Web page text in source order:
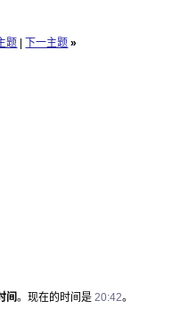
题 下一主题 »
间。现在的时间是 20:42。